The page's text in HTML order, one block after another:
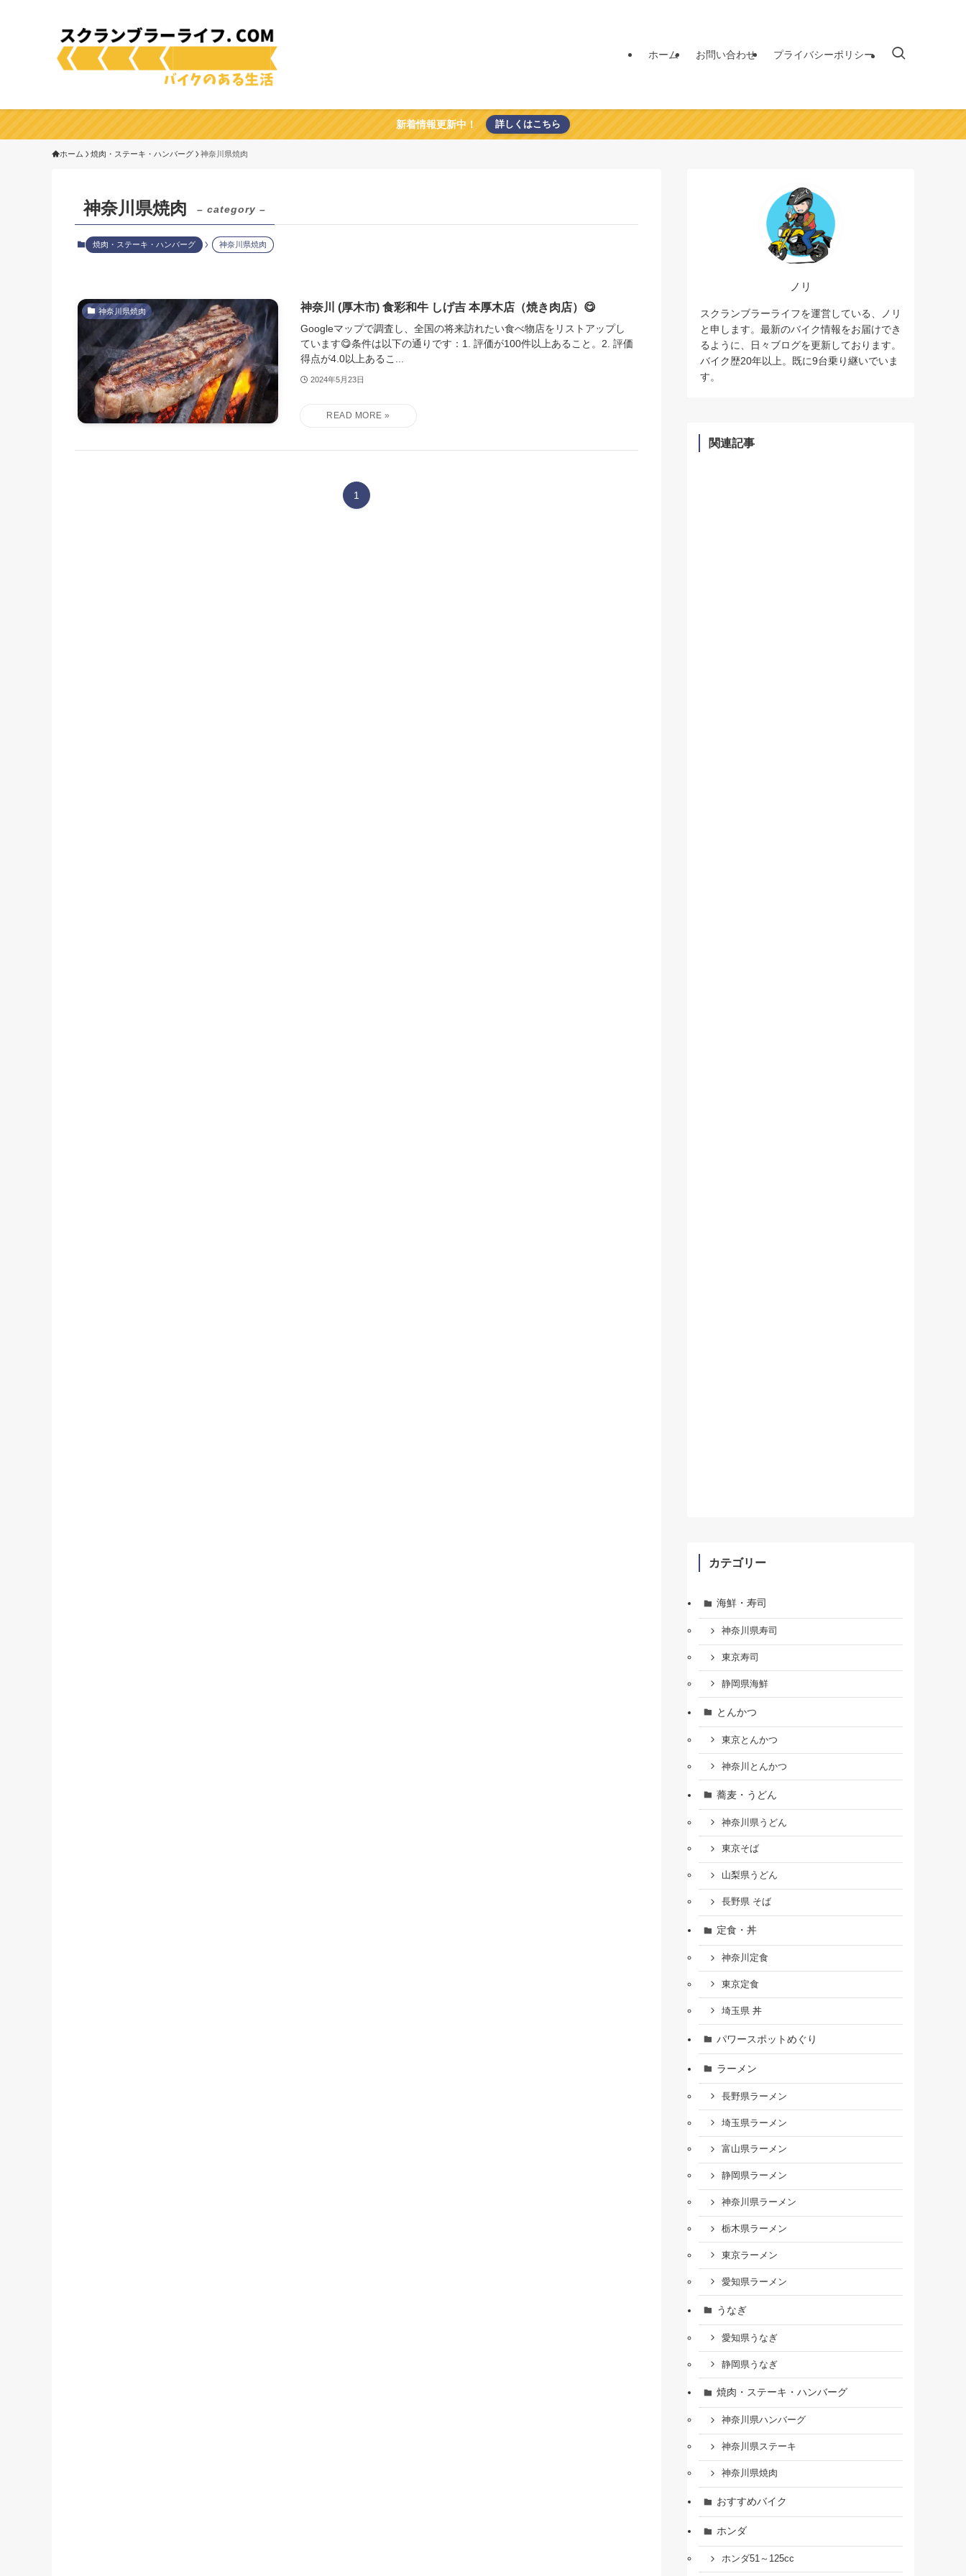
ホーム お問い合わせ プライバシーポリシー
新着情報更新中！ 詳しくはこちら
ホーム 焼肉・ステーキ・ハンバーグ 神奈川県焼肉
神奈川県焼肉 – category –
焼肉・ステーキ・ハンバーグ 神奈川県焼肉
神奈川県焼肉 神奈川 (厚木市) 食彩和牛 しげ吉 本厚木店（焼き肉店）😋
Googleマップで調査し、全国の将来訪れたい食べ物店をリストアップし
ています😋条件は以下の通りです：1. 評価が100件以上あること。2. 評価
得点が4.0以上あるこ...
2024年5月23日
1
ノリ
スクランブラーライフを運営している、ノリ
と申します。最新のバイク情報をお届けでき
るように、日々ブログを更新しております。
バイク歴20年以上。既に9台乗り継いでいま
す。
関連記事
カテゴリー
海鮮・寿司
神奈川県寿司
東京寿司
静岡県海鮮
とんかつ
東京とんかつ
神奈川とんかつ
蕎麦・うどん
神奈川県うどん
東京そば
山梨県うどん
長野県 そば
定食・丼
神奈川定食
東京定食
埼玉県 丼
パワースポットめぐり
ラーメン
長野県ラーメン
埼玉県ラーメン
富山県ラーメン
静岡県ラーメン
神奈川県ラーメン
栃木県ラーメン
東京ラーメン
愛知県ラーメン
うなぎ
愛知県うなぎ
静岡県うなぎ
焼肉・ステーキ・ハンバーグ
神奈川県ハンバーグ
神奈川県ステーキ
神奈川県焼肉
おすすめバイク
ホンダ
ホンダ51～125cc